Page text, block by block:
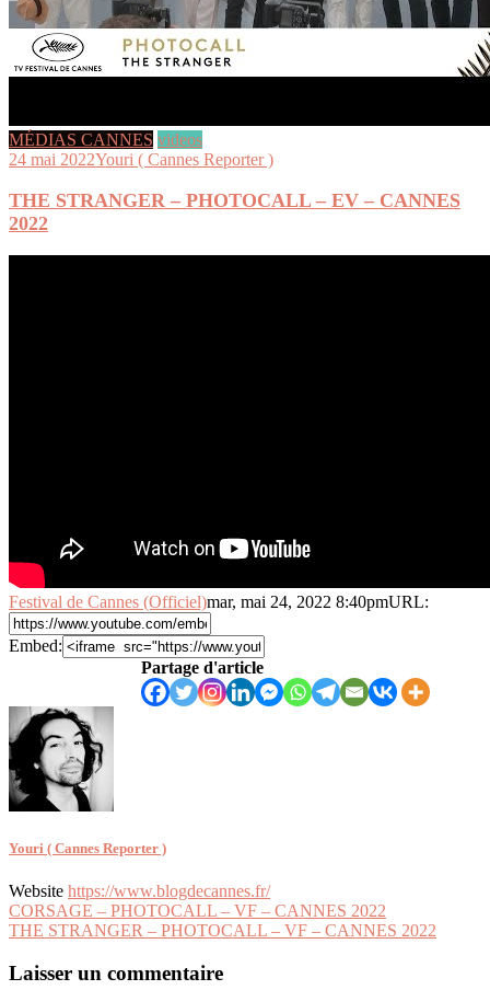
MÉDIAS CANNES videos
24 mai 2022Youri ( Cannes Reporter )
THE STRANGER – PHOTOCALL – EV – CANNES
2022
Festival de Cannes (Officiel)mar, mai 24, 2022 8:40pmURL:
Embed:
Partage d'article
Youri ( Cannes Reporter )
Website https://www.blogdecannes.fr/
Navigation
de
l’article
CORSAGE – PHOTOCALL – VF – CANNES 2022
THE STRANGER – PHOTOCALL – VF – CANNES 2022
Laisser un commentaire